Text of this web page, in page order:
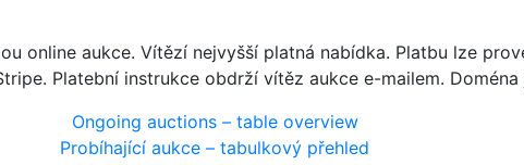
online aukce. Vítězí nejvyšší platná nabídka. Platbu lze
Platební instrukce obdrží vítěz aukce e-mailem.
Ongoing auctions – table overview
Probíhající aukce – tabulkový přehled